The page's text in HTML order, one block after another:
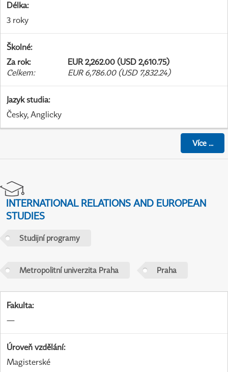
Délka:
3 roky
Školné:
Za rok:
EUR 2,262.00 (USD 2,610.75)
Celkem: EUR 6,786.00 (USD 7,832.24)
Jazyk studia:
Česky, Anglicky
Více...
INTERNATIONAL RELATIONS AND EUROPEAN
STUDIES
Studijní programy
Metropolitní univerzita Praha Praha
Fakulta:
—
Úroveň vzdělání:
Magisterské